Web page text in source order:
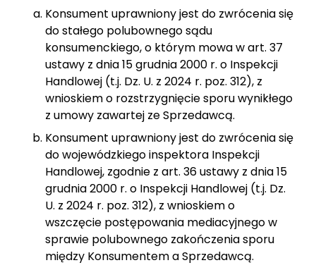
Konsument uprawniony jest do zwrócenia się
do stałego polubownego sądu
konsumenckiego, o którym mowa w art. 37
ustawy z dnia 15 grudnia 2000 r. o Inspekcji
Handlowej (t.j. Dz. U. z 2024 r. poz. 312), z
wnioskiem o rozstrzygnięcie sporu wynikłego
z umowy zawartej ze Sprzedawcą.
Konsument uprawniony jest do zwrócenia się
do wojewódzkiego inspektora Inspekcji
Handlowej, zgodnie z art. 36 ustawy z dnia 15
grudnia 2000 r. o Inspekcji Handlowej (t.j. Dz.
U. z 2024 r. poz. 312), z wnioskiem o
wszczęcie postępowania mediacyjnego w
sprawie polubownego zakończenia sporu
między Konsumentem a Sprzedawcą.